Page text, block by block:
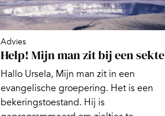
Advies
Help! Mijn man zit bij een sekte
Hallo Ursela, Mijn man zit in een
evangelische groepering. Het is een
bekeringstoestand. Hij is